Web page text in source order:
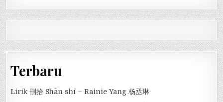
Terbaru
Lirik 刪拾 Shān shí – Rainie Yang 杨丞琳